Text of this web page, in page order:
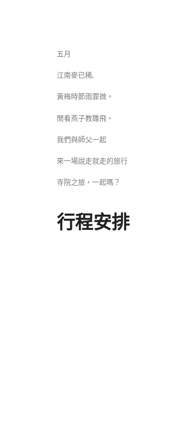
五月
江南麥已稀,
黃梅時節雨霏微。
閒看燕子教雛飛。
我們與師父一起
來一場說走就走的旅行
寺院之旅，一起嗎？
行程安排